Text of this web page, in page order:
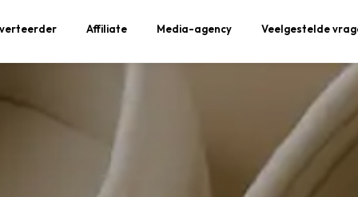
Affiliate Media-agency Veelgestelde